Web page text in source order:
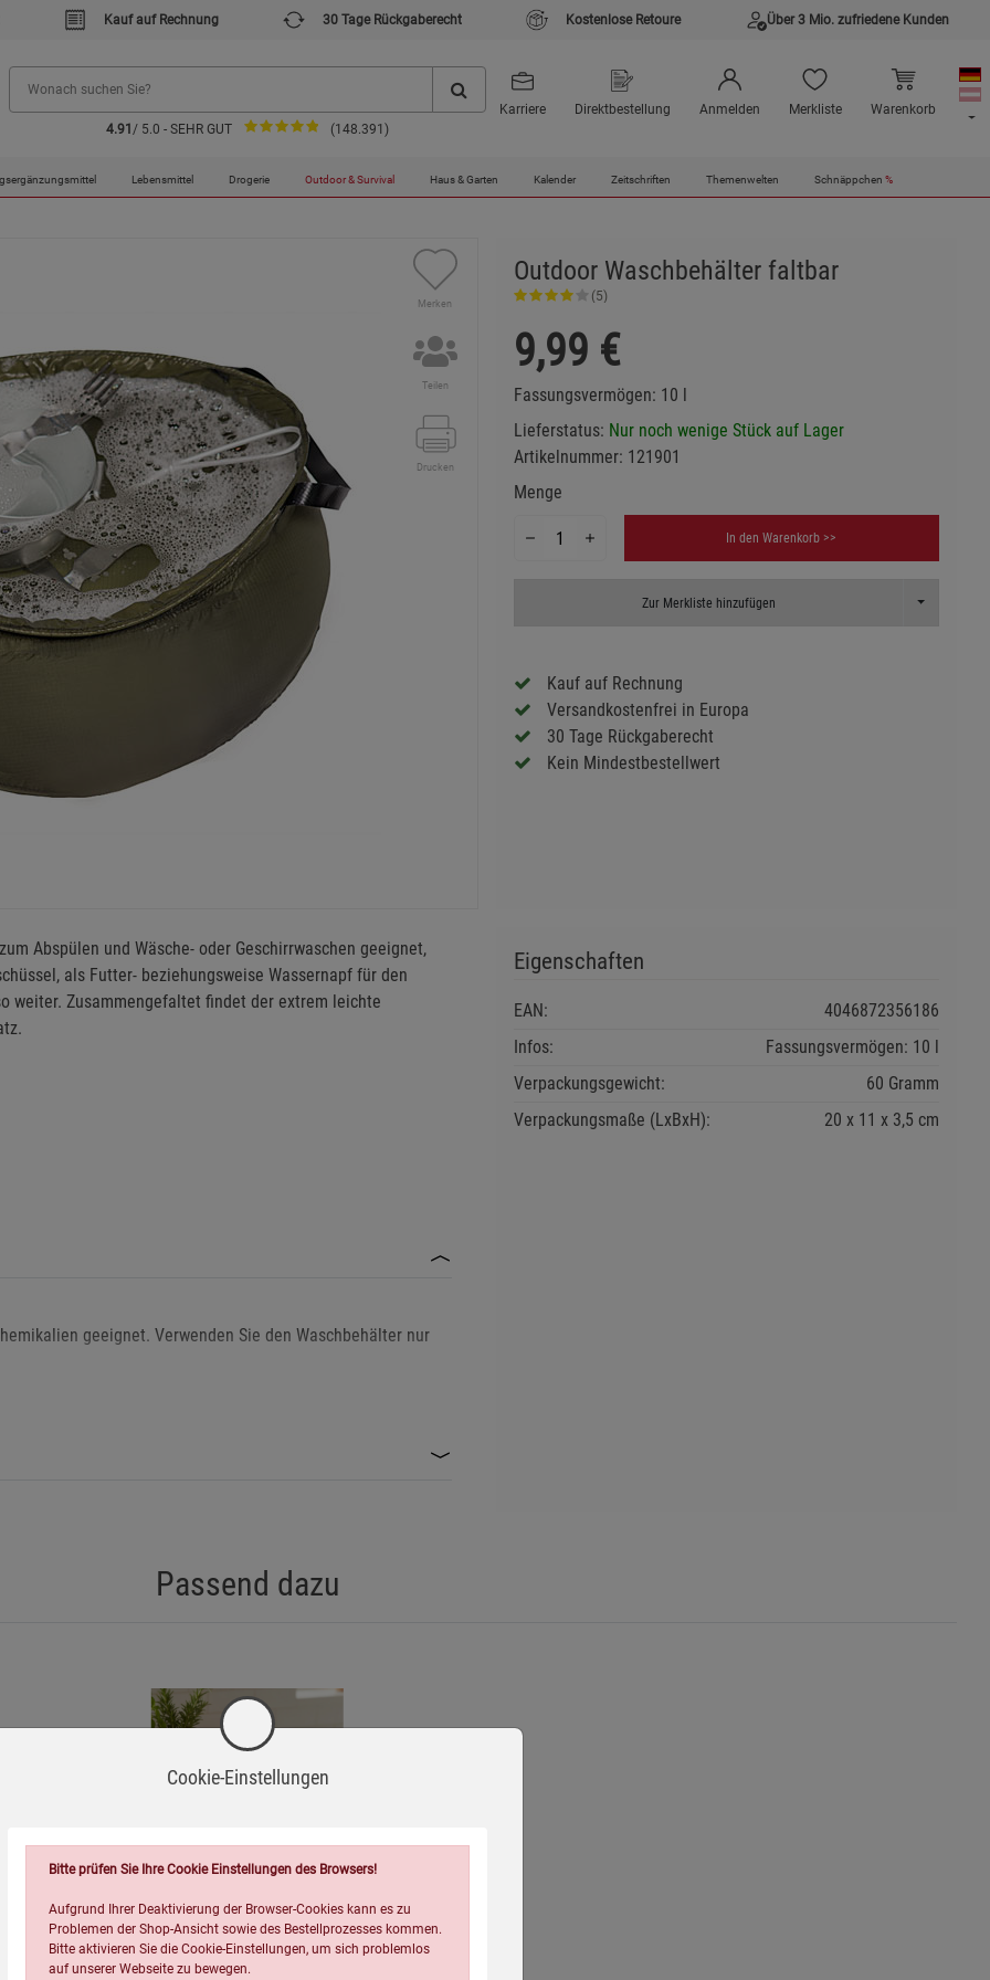
Kauf auf Rechnung 30 Tage Rückgaberecht Kostenlose Retoure Über 3 Mio. zufriedene Kunden
4.91 / 5.0 - SEHR GUT (148.391)
Karriere Direktbestellung Anmelden Merkliste Warenkorb
Lebensmittel Drogerie Outdoor & Survival Haus & Garten Kalender Zeitschriften Themenwelten Schnäppchen %
Merken
Teilen
Drucken
Outdoor Waschbehälter faltbar
(5)
9,99 €
Fassungsvermögen: 10 l
Lieferstatus: Nur noch wenige Stück auf Lager
Artikelnummer: 121901
Menge
In den Warenkorb >>
Zur Merkliste hinzufügen Toggle
Kauf auf Rechnung
Versandkostenfrei in Europa
30 Tage Rückgaberecht
Kein Mindestbestellwert
Abspülen und Wäsche- oder Geschirrwaschen geeignet,
als Futter- beziehungsweise Wassernapf für den
weiter. Zusammengefaltet findet der extrem leichte
geeignet. Verwenden Sie den Waschbehälter nur
Beschädigungen zu vermeiden.
Umkippen oder Reißen zu verhindern.
Ende seiner Lebensdauer über geeignete Recyclingstellen.
den Anforderungen der EU-Verordnungen.
Eigenschaften
EAN:
4046872356186
Infos:
Fassungsvermögen: 10 l
Verpackungsgewicht:
60 Gramm
Verpackungsmaße (LxBxH):
20 11 3,5 cm
Passend dazu
5er-Set Kupferreiniger
Cookie-Einstellungen
Bitte prüfen Sie Ihre Cookie Einstellungen des Browsers!
Aufgrund Ihrer Deaktivierung der Browser-Cookies kann es zu
Problemen der Shop-Ansicht sowie des Bestellprozesses kommen.
Bitte aktivieren Sie die Cookie-Einstellungen, um sich problemlos
auf unserer Webseite zu bewegen.